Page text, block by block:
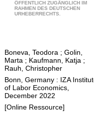
c
o
u
p
l
e
ÖFFENTLICH ZUGÄNGLICH IM
RAHMEN DES DEUTSCHEN
URHEBERRECHTS.
f
s
a
b
o
u
Boneva, Teodora ; Golin,
Marta ; Kaufmann, Katja ;
Rauh, Christopher
Bonn, Germany : IZA
of Labor Economics,
December 2022
[Online Ressource]